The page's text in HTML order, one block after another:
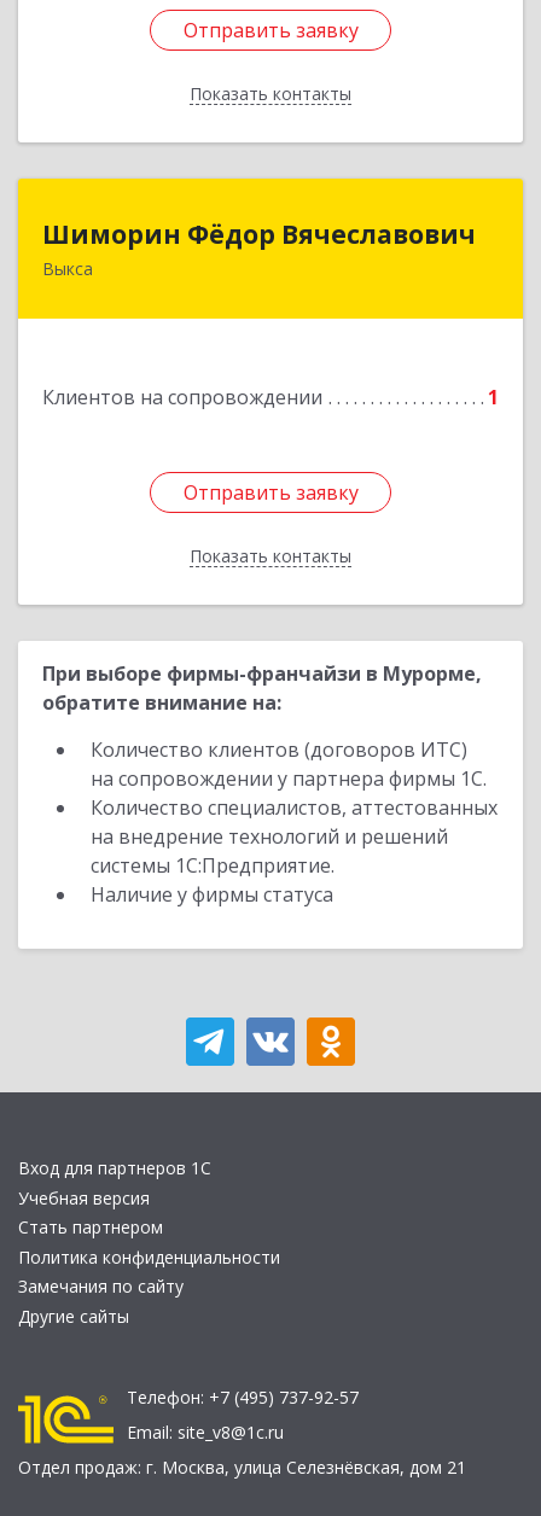
Отправить заявку
Показать контакты
Отправить заявку
Назад
Шиморин Фёдор Вячеславович
Выкса
Клиентов на сопровождении 1
Отправить заявку
Показать контакты
Шиморин Фёдор Вячеславович
Отправить заявку
Назад
При выборе фирмы-франчайзи в Мурорме,
обратите внимание на:
Количество клиентов (договоров ИТС)
на сопровождении у партнера фирмы 1С.
Количество специалистов, аттестованных
на внедрение технологий и решений
системы 1С:Предприятие.
Наличие у фирмы статуса
Вход для партнеров 1С
Учебная версия
Стать партнером
Политика конфиденциальности
Замечания по сайту
Другие сайты
Телефон: +7 (495) 737-92-57
Email: site_v8@1c.ru
Отдел продаж: г. Москва, улица Селезнёвская, дом 21